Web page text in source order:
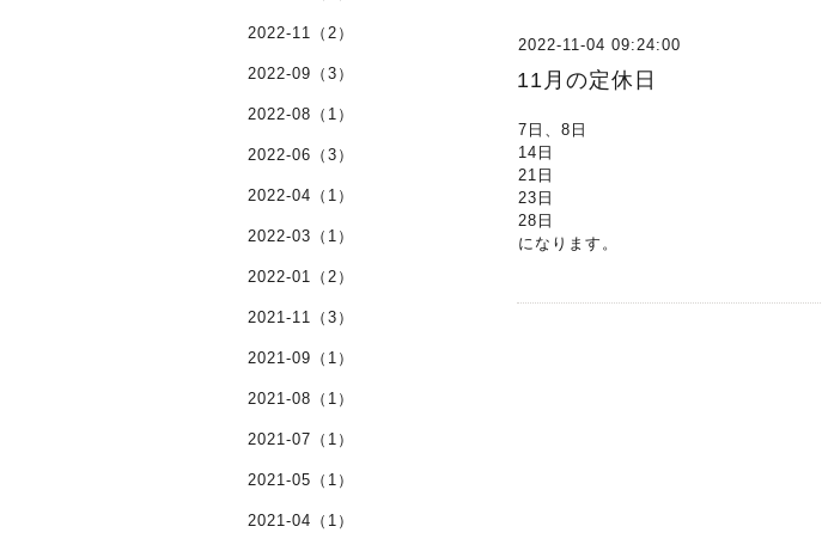
2022-11-04 09:24:00
11月の定休日
7日、8日
14日
21日
23日
28日
になります。
2022-11（2）
2022-09（3）
2022-08（1）
2022-06（3）
2022-04（1）
2022-03（1）
2022-01（2）
2021-11（3）
2021-09（1）
2021-08（1）
2021-07（1）
2021-05（1）
2021-04（1）